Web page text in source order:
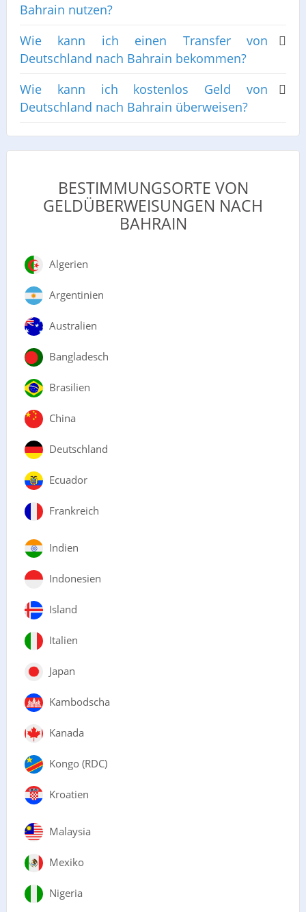
Bahrain nutzen?
Wie kann ich einen Transfer von
Deutschland nach Bahrain bekommen?
Wie kann ich kostenlos Geld von
Deutschland nach Bahrain überweisen?
BESTIMMUNGSORTE VON
GELDÜBERWEISUNGEN NACH
BAHRAIN
Algerien
Argentinien
Australien
Bangladesch
Brasilien
China
Deutschland
Ecuador
Frankreich
Indien
Indonesien
Island
Italien
Japan
Kambodscha
Kanada
Kongo (RDC)
Kroatien
Malaysia
Mexiko
Nigeria